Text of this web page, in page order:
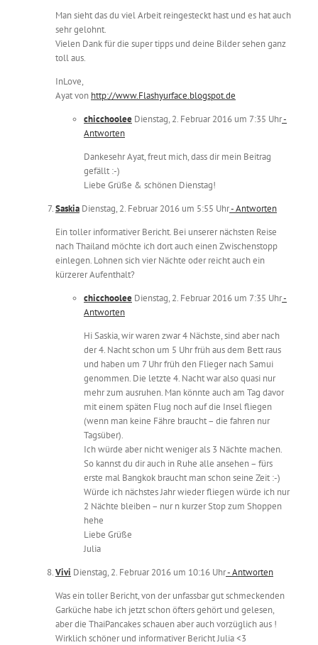
Man sieht das du viel Arbeit reingesteckt hast und es hat auch
sehr gelohnt.
Vielen Dank für die super tipps und deine Bilder sehen ganz
toll aus.
InLove,
Ayat von http://www.Flashyurface.blogspot.de
chicchoolee Dienstag, 2. Februar 2016 um 7:35 Uhr-
Antworten
Dankesehr Ayat, freut mich, dass dir mein Beitrag
gefällt :-)
Liebe Grüße & schönen Dienstag!
Saskia Dienstag, 2. Februar 2016 um 5:55 Uhr- Antworten
Ein toller informativer Bericht. Bei unserer nächsten Reise
nach Thailand möchte ich dort auch einen Zwischenstopp
einlegen. Lohnen sich vier Nächte oder reicht auch ein
kürzerer Aufenthalt?
chicchoolee Dienstag, 2. Februar 2016 um 7:35 Uhr-
Antworten
Hi Saskia, wir waren zwar 4 Nächste, sind aber nach
der 4. Nacht schon um 5 Uhr früh aus dem Bett raus
und haben um 7 Uhr früh den Flieger nach Samui
genommen. Die letzte 4. Nacht war also quasi nur
mehr zum ausruhen. Man könnte auch am Tag davor
mit einem späten Flug noch auf die Insel fliegen
(wenn man keine Fähre braucht – die fahren nur
Tagsüber).
Ich würde aber nicht weniger als 3 Nächte machen.
So kannst du dir auch in Ruhe alle ansehen – fürs
erste mal Bangkok braucht man schon seine Zeit :-)
Würde ich nächstes Jahr wieder fliegen würde ich nur
2 Nächte bleiben – nur n kurzer Stop zum Shoppen
hehe
Liebe Grüße
Julia
Vivi Dienstag, 2. Februar 2016 um 10:16 Uhr- Antworten
Was ein toller Bericht, von der unfassbar gut schmeckenden
Garküche habe ich jetzt schon öfters gehört und gelesen,
aber die ThaiPancakes schauen aber auch vorzüglich aus !
Wirklich schöner und informativer Bericht Julia <3